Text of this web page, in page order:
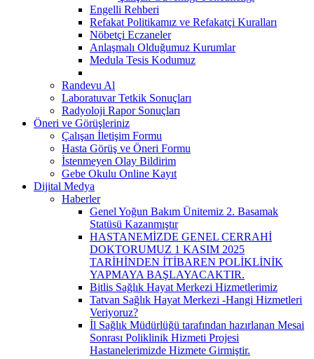
Engelli Rehberi
Refakat Politikamız ve Refakatçi Kuralları
Nöbetçi Eczaneler
Anlaşmalı Olduğumuz Kurumlar
Medula Tesis Kodumuz
Randevu Al
Laboratuvar Tetkik Sonuçları
Radyoloji Rapor Sonuçları
Öneri ve Görüşleriniz
Çalışan İletişim Formu
Hasta Görüş ve Öneri Formu
İstenmeyen Olay Bildirim
Gebe Okulu Online Kayıt
Dijital Medya
Haberler
Genel Yoğun Bakım Ünitemiz 2. Basamak
Statüsü Kazanmıştır
HASTANEMİZDE GENEL CERRAHİ
DOKTORUMUZ 1 KASIM 2025
TARİHİNDEN İTİBAREN POLİKLİNİK
YAPMAYA BAŞLAYACAKTIR.
Bitlis Sağlık Hayat Merkezi Hizmetlerimiz
Tatvan Sağlık Hayat Merkezi -Hangi Hizmetleri
Veriyoruz?
İl Sağlık Müdürlüğü tarafından hazırlanan Mesai
Sonrası Poliklinik Hizmeti Projesi
Hastanelerimizde Hizmete Girmiştir.